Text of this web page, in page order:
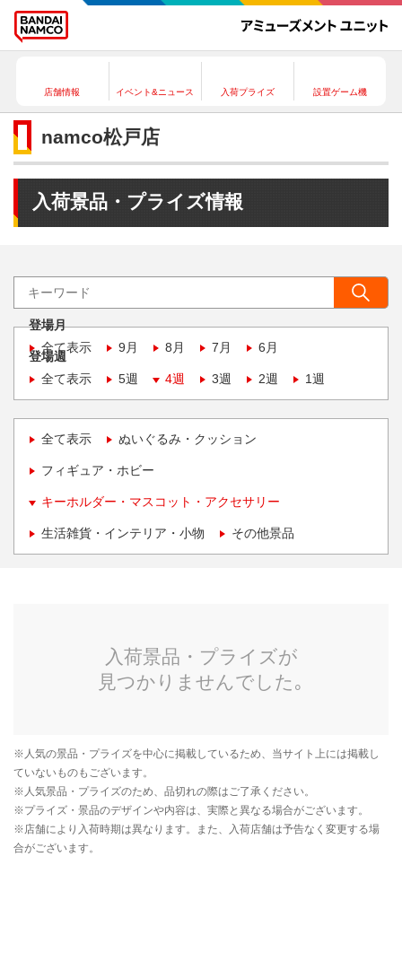
店舗情報 イベント&ニュース 入荷プライズ 設置ゲーム機
namco松戸店
入荷景品・プライズ情報
登場月
全て表示
9月 8月 7月 6月
登場週
全て表示
5週 4週 3週 2週 1週
全て表示 ぬいぐるみ・クッション
フィギュア・ホビー
キーホルダー・マスコット・アクセサリー
生活雑貨・インテリア・小物 その他景品